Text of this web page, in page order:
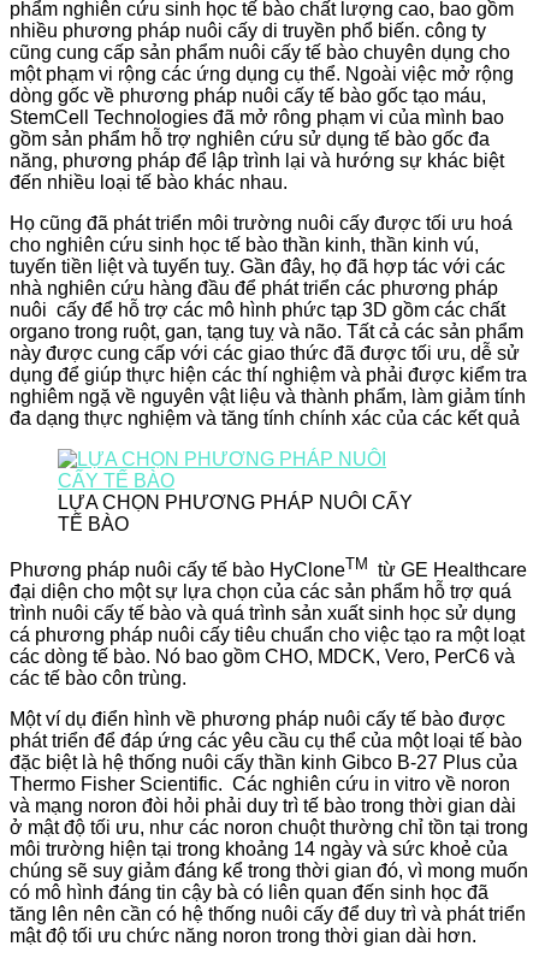
phẩm nghiên cứu sinh học tế bào chất lượng cao, bao gồm
nhiều phương pháp nuôi cấy di truyền phổ biến. công ty
cũng cung cấp sản phẩm nuôi cấy tế bào chuyên dụng cho
một phạm vi rộng các ứng dụng cụ thể. Ngoài việc mở rộng
dòng gốc về phương pháp nuôi cấy tế bào gốc tạo máu,
StemCell Technologies đã mở rông phạm vi của mình bao
gồm sản phẩm hỗ trợ nghiên cứu sử dụng tế bào gốc đa
năng, phương pháp để lập trình lại và hướng sự khác biệt
đến nhiều loại tế bào khác nhau.
Họ cũng đã phát triển môi trường nuôi cấy được tối ưu hoá
cho nghiên cứu sinh học tế bào thần kinh, thần kinh vú,
tuyến tiền liệt và tuyến tuỵ. Gần đây, họ đã hợp tác với các
nhà nghiên cứu hàng đầu để phát triển các phương pháp
nuôi cấy để hỗ trợ các mô hình phức tạp 3D gồm các chất
organo trong ruột, gan, tạng tuỵ và não. Tất cả các sản phẩm
này được cung cấp với các giao thức đã được tối ưu, dễ sử
dụng để giúp thực hiện các thí nghiệm và phải được kiểm tra
nghiêm ngặ về nguyên vật liệu và thành phẩm, làm giảm tính
đa dạng thực nghiệm và tăng tính chính xác của các kết quả
LỰA CHỌN PHƯƠNG PHÁP NUÔI CẤY
TẾ BÀO
Phương pháp nuôi cấy tế bào HyCloneTM từ GE Healthcare
đại diện cho một sự lựa chọn của các sản phẩm hỗ trợ quá
trình nuôi cấy tế bào và quá trình sản xuất sinh học sử dụng
cá phương pháp nuôi cấy tiêu chuẩn cho việc tạo ra một loạt
các dòng tế bào. Nó bao gồm CHO, MDCK, Vero, PerC6 và
các tế bào côn trùng.
Một ví dụ điển hình về phương pháp nuôi cấy tế bào được
phát triển để đáp ứng các yêu cầu cụ thể của một loại tế bào
đặc biệt là hệ thống nuôi cấy thần kinh Gibco B-27 Plus của
Thermo Fisher Scientific. Các nghiên cứu in vitro về noron
và mạng noron đòi hỏi phải duy trì tế bào trong thời gian dài
ở mật độ tối ưu, như các noron chuột thường chỉ tồn tại trong
môi trường hiện tại trong khoảng 14 ngày và sức khoẻ của
chúng sẽ suy giảm đáng kể trong thời gian đó, vì mong muốn
có mô hình đáng tin cậy bà có liên quan đến sinh học đã
tăng lên nên cần có hệ thống nuôi cấy để duy trì và phát triển
mật độ tối ưu chức năng noron trong thời gian dài hơn.